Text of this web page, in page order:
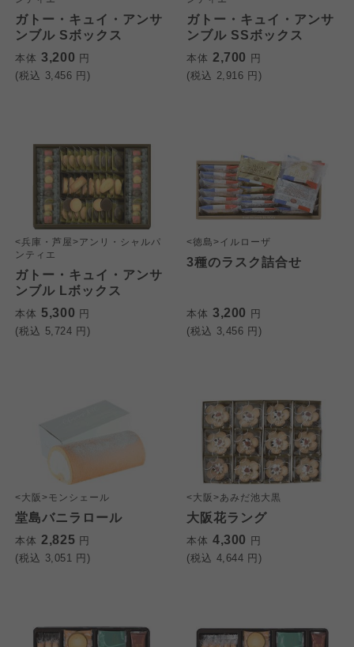
ガトー・キュイ・アンサ
ンブル Sボックス
本体 3,200 円
(税込 3,456 円)
ガトー・キュイ・アンサ
ンブル SSボックス
本体 2,700 円
(税込 2,916 円)
<兵庫・芦屋>アンリ・シャルパ
ンティエ
ガトー・キュイ・アンサ
ンブル Lボックス
本体 5,300 円
(税込 5,724 円)
<徳島>イルローザ
3種のラスク詰合せ
本体 3,200 円
(税込 3,456 円)
<大阪>モンシェール
堂島バニラロール
本体 2,825 円
(税込 3,051 円)
<大阪>あみだ池大黒
大阪花ラング
本体 4,300 円
(税込 4,644 円)